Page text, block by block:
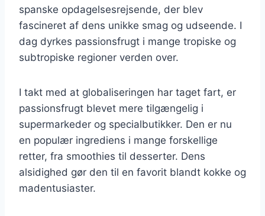
spanske opdagelsesrejsende, der blev
fascineret af dens unikke smag og udseende. I
dag dyrkes passionsfrugt i mange tropiske og
subtropiske regioner verden over.
I takt med at globaliseringen har taget fart, er
passionsfrugt blevet mere tilgængelig i
supermarkeder og specialbutikker. Den er nu
en populær ingrediens i mange forskellige
retter, fra smoothies til desserter. Dens
alsidighed gør den til en favorit blandt kokke og
madentusiaster.